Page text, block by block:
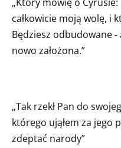
całkowicie moją wolę, i
Będziesz odbudowane -
nowo założona.”
„Tak rzekł Pan do
którego ująłem za jego
zdeptać narody”